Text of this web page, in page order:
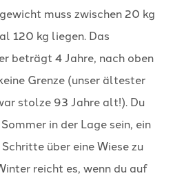
muss zwischen 20 kg
120 kg liegen. Das
beträgt 4 Jahre, nach oben
Grenze (unser ältester
stolze 93 Jahre alt!). Du
in der Lage sein, ein
über eine Wiese zu
reicht es, wenn du auf